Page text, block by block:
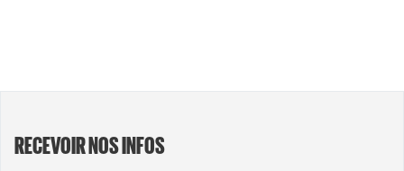
RECEVOIR NOS INFOS